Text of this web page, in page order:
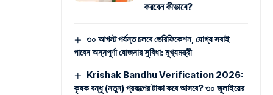
করবেন কীভাবে?
৩০ আগস্ট পর্যন্ত চলবে ভেরিফিকেশন, যোগ্য সবাই
পাবেন অন্নপূর্ণা যোজনার সুবিধা: মুখ্যমন্ত্রী
Krishak Bandhu Verification 2026:
কৃষক বন্ধু (নতুন) প্রকল্পের টাকা কবে আসবে? ৩০ জুলাইয়ের